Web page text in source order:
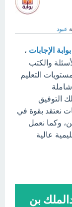
عبود
بوابة الإجابات ،
والكتب
التعليم
شاملة
التوفيق
نعتقد بقوة في
وكما نعمل
عالية
بن